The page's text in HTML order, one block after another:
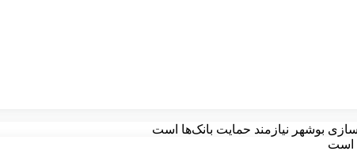
بوشهر نیازمند حمایت بانک‌ها است